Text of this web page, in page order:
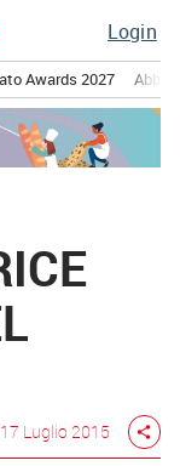
Login
Awards 2027
17 Luglio 2015 share